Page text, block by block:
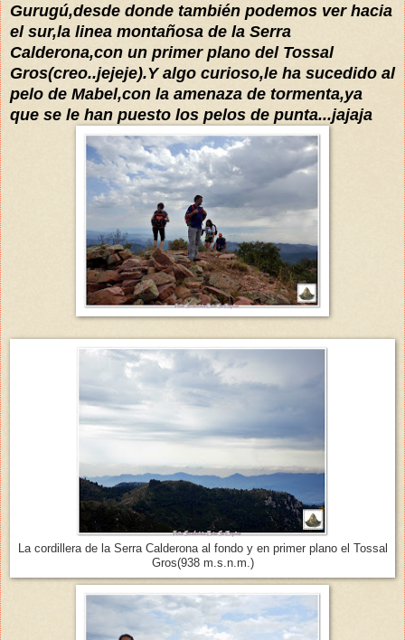
Gurugú,desde donde también podemos ver hacia
el sur,la linea montañosa de la Serra
Calderona,con un primer plano del Tossal
Gros(creo..jejeje).Y algo curioso,le ha sucedido al
pelo de Mabel,con la amenaza de tormenta,ya
que se le han puesto los pelos de punta...jajaja
La cordillera de la Serra Calderona al fondo y en primer plano el Tossal
Gros(938 m.s.n.m.)